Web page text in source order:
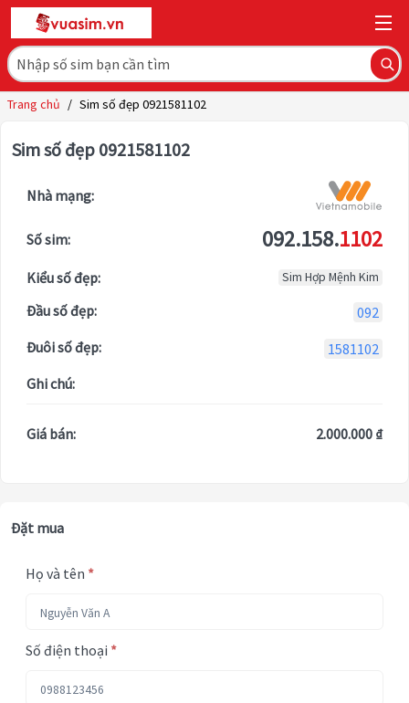
Trang chủ / Sim số đẹp 0921581102
Sim số đẹp 0921581102
Nhà mạng:
Số sim: 092.158.1102
Kiểu số đẹp: Sim Hợp Mệnh Kim
Đầu số đẹp:
092
Đuôi số đẹp:
1581102
Ghi chú:
Giá bán: 2.000.000 ₫
Đặt mua
Họ và tên *
Số điện thoại *